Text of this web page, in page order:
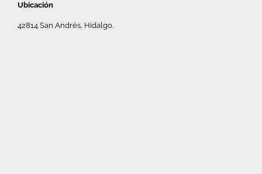
Ubicación
42814 San Andrés, Hidalgo.